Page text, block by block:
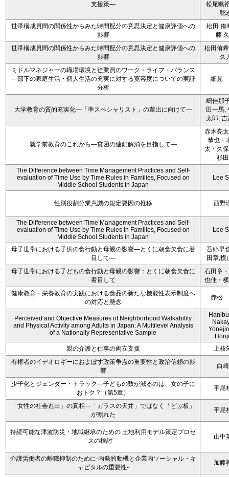
支援策―
松尾颯
聡
世帯構成員間の関係性からみた時間配分の意思決定と健康評価への
影響
松田 侑
藤
世帯構成員間の関係性からみた時間配分の意思決定と健康評価への
影響
松田侑
久
ミドルマネジャーの職場環境と従業員のワーク・ライフ・バランス
―部下の家庭生活・個人生活の充実に対する寛容度についての実証
分析
細見
大学教育の質的充実化―「準スペシャリスト」の輩出に向けて―
嶋佳那
田一馬,
太郎, 吉
就学前教育のこれから―貧困の連鎖解消を目指して―
赤木亮
恭也・
太・久
杉
The Difference between Time Management Practices and Self-
evaluation of Time Use by Time Rules in Families, Focused on
Middle School Students in Japan
Lee
性別役割分業意識の規定要因の推移 西野
The Difference between Time Management Practices and Self-
evaluation of Time Use by Time Rules in Families, Focused on
Middle School Students in Japan
Lee
母子世帯における子供の食行動と母親の影響―とくに朝食欠食に着
目して―
吾郷早
田章,横
母子世帯における子どもの食行動と母親の影響：とくに朝食欠食に
着目して
石田章
也佳・
健康教育・栄養教育の実践における食品の新たな機能性表示制度へ
の対応と懸念
赤松
Perceived and Objective Measures of Neighborhood Walkability
and Physical Activity among Adults in Japan: A Multilevel Analysis
of a Nationally Representative Sample
親の介護と仕事の両立支援
上枝
有権者のイデオロギーにおよぼす政策争点の重要性と政治信頼の影
響
白
少子化とジェンダー・トラック―子どもの数が減るのは、女の子に
おトク？（第5章）
平尾
「女性の社会進出」の真相―「ガラスの天井」ではなく「どぶ板」
が割れた
平尾
持続可能な津波防災・地域継承のための 土地利用モデル策定プロセ
スの検討
山中
介護労働者の離職抑制のために-内発的動機と企業内ソーシャル・キ
ャピタルの重要性-
加藤